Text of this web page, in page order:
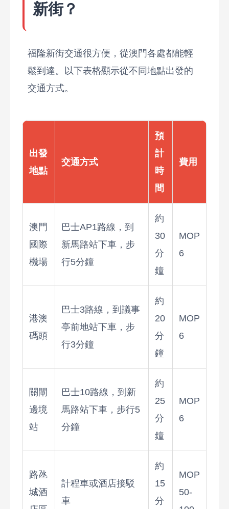
新街？
福隆新街交通很方便，從澳門各處都能輕
鬆到達。以下表格顯示從不同地點出發的
交通方式。
出發
地點
交通方式
預
計
時
間
費用
澳門
國際
機場
巴士AP1路線，到
新馬路站下車，步
行5分鐘
約
30
分
鐘
MOP
6
港澳
碼頭
巴士3路線，到議事
亭前地站下車，步
行3分鐘
約
20
分
鐘
MOP
6
關閘
邊境
站
巴士10路線，到新
馬路站下車，步行5
分鐘
約
25
分
鐘
MOP
6
路氹
城酒
計程車或酒店接駁
車
約
15
分
MOP
50-